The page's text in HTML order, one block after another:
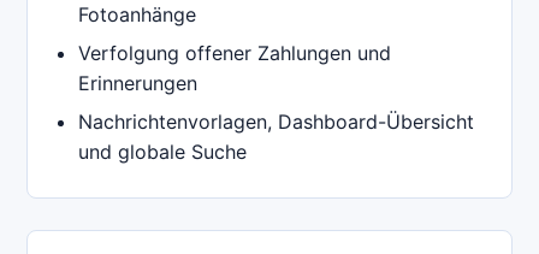
Fotoanhänge
Verfolgung offener Zahlungen und
Erinnerungen
Nachrichtenvorlagen, Dashboard-Übersicht
und globale Suche